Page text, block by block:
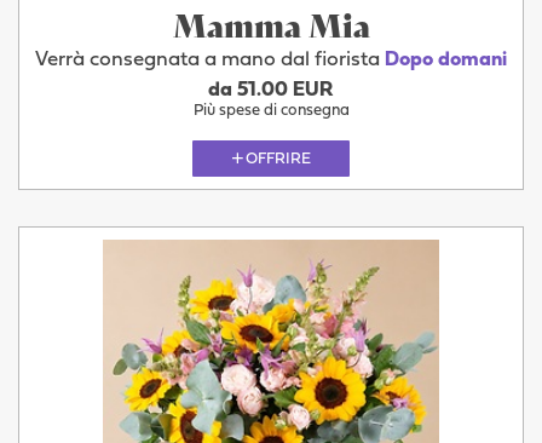
Mamma Mia
Verrà consegnata a mano dal fiorista Dopo domani
da 51.00 EUR
Più spese di consegna
OFFRIRE